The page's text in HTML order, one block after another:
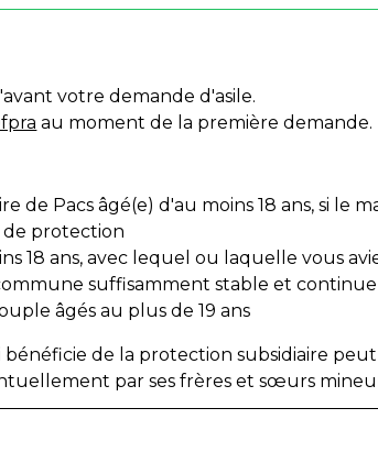
votre demande d'asile.
au moment de la première demande.
de Pacs âgé(e) d'au moins 18 ans, si le
protection
18 ans, avec lequel ou laquelle vous
suffisamment stable et continue
âgés au plus de 19 ans
de la protection subsidiaire
par ses frères et sœurs